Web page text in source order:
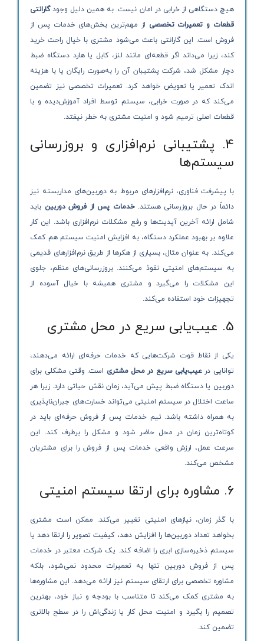
هیچ دستگاهی از خرابی در امان نیست. به همین دلیل وجودگارانتی
قطعات و تعمیرات تخصصی از مهم‌ترین بخش‌های خدمات پس از
فروش است. این گارانتی باعث می‌شود مشتری با خیال راحت خرید
کند، زیرا می‌داند اگر قطعه‌ای مانند لنز، کابل یا هارد دستگاه ضبط
دچار مشکل شد، شرکت پشتیبان آن را به‌صورت رایگان یا با هزینه
اندک تعمیر یا تعویض خواهد کرد. تعمیرات تخصصی نیز تضمین
می‌کند که در صورت خرابی، سیستم توسط افراد آموزش‌دیده و با
قطعات اصلی ترمیم شود و امنیت مشتری به خطر نیفتد.
4. پشتیبانی نرم‌افزاری و بروزرسانی
سیستم‌ها
با پیشرفت فناوری، نرم‌افزارهای مربوط به دوربین‌های مداربسته نیز
دائماً در حال بروزرسانی هستند.خدمات پس از فروش دوربین باید
شامل ارائه آخرین آپدیت‌ها و رفع مشکلات نرم‌افزاری باشد. این کار
علاوه بر بهبود عملکرد دستگاه، به افزایش امنیت سیستم هم کمک
می‌کند. به عنوان مثال، بسیاری از هکرها از طریق نرم‌افزارهای قدیمی
به سیستم‌های امنیتی نفوذ می‌کنند. بروزرسانی‌های منظم، جلوی
این مشکلات را می‌گیرد و مشتری همیشه با خیال آسوده از
تجهیزات خود استفاده می‌کند.
5. عیب‌یابی سریع در محل مشتری
یکی از نقاط قوت شرکت‌هایی که خدمات حرفه‌ای ارائه می‌دهند،
توانایی درعیب‌یابی سریع در محل مشتری است. وقتی مشکلی برای
دوربین یا دستگاه ضبط پیش می‌آید، زمان نقش حیاتی دارد. زیرا هر
ساعت اختلال در سیستم امنیتی می‌تواند خسارت‌های جبران‌ناپذیری
به همراه داشته باشد. تیم خدمات پس از فروش حرفه‌ای باید در
کوتاه‌ترین زمان در محل حاضر شود و مشکل را برطرف کند. این
سرعت عمل، ارزش واقعی خدمات پس از فروش را برای مشتریان
مشخص می‌کند.
6. مشاوره برای ارتقا سیستم امنیتی
با گذر زمان، نیازهای امنیتی تغییر می‌کند. ممکن است مشتری
بخواهد تعداد دوربین‌ها را افزایش دهد، کیفیت تصویر را ارتقا دهد یا
سیستم ذخیره‌سازی ابری را اضافه کند. یک شرکت معتبر در خدمات
پس از فروش دوربین تنها به تعمیرات محدود نمی‌شود، بلکه
مشاوره تخصصی برای ارتقای سیستم نیز ارائه می‌دهد. این مشاوره‌ها
به مشتری کمک می‌کند تا متناسب با بودجه و نیاز خود، بهترین
تصمیم را بگیرد و امنیت محل کار یا زندگی‌اش را در سطح بالاتری
تضمین کند.